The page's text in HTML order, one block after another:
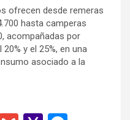
ofrecen desde remeras
hasta camperas
acompañadas por
y el 25%, en una
asociado a la